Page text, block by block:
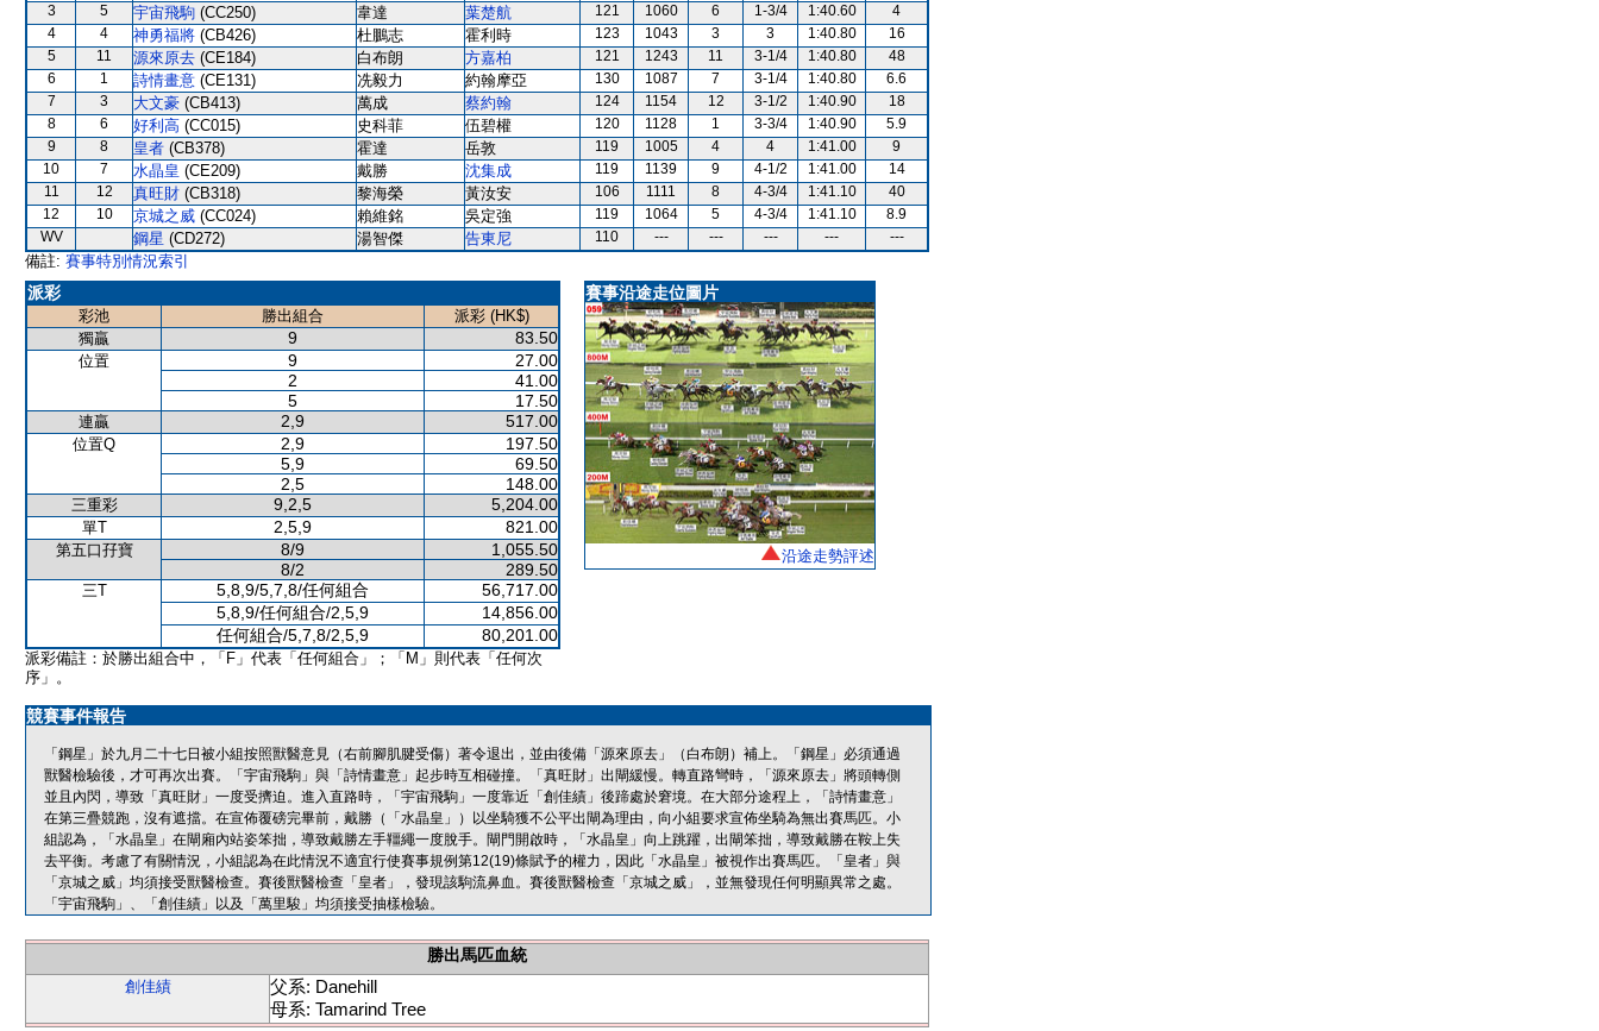
3
5 宇宙飛駒 (CC250) 韋達 葉楚航 121 1060 6 1-3/4 1:40.60
4
4
4 神勇福將 (CB426) 杜鵬志 霍利時 123 1043 3 3 1:40.80
16
5
11 源來原去 (CE184) 白布朗 方嘉柏 121 1243 11 3-1/4 1:40.80
48
6
1 詩情畫意 (CE131) 冼毅力 約翰摩亞 130 1087 7 3-1/4 1:40.80
6.6
7
3 大文豪 (CB413) 萬成 蔡約翰 124 1154 12 3-1/2 1:40.90
18
8
6 好利高 (CC015) 史科菲 伍碧權 120 1128 1 3-3/4 1:40.90
5.9
9
8 皇者 (CB378) 霍達 岳敦 119 1005 4 4 1:41.00
9
10
7 水晶皇 (CE209) 戴勝 沈集成 119 1139 9 4-1/2 1:41.00
14
11
12 真旺財 (CB318) 黎海榮 黃汝安 106 1111 8 4-3/4 1:41.10
40
12
10 京城之威 (CC024) 賴維銘 吳定強 119 1064 5 4-3/4 1:41.10
8.9
WV
鋼星 (CD272) 湯智傑 告東尼 110 --- --- --- --- ---
備註: 賽事特別情況索引
派彩
彩池 勝出組合
派彩 (HK$)
獨贏
9 83.50
位置 9
27.00
2
41.00
5
17.50
連贏 2,9 517.00
位置Q 2,9
197.50
5,9
69.50
2,5
148.00
三重彩 9,2,5 5,204.00
單T 2,5,9 821.00
第五口孖寶 8/9
1,055.50
8/2
289.50
三T 5,8,9/5,7,8/任何組合
56,717.00
5,8,9/任何組合/2,5,9
14,856.00
任何組合/5,7,8/2,5,9
80,201.00
派彩備註：於勝出組合中，「F」代表「任何組合」；「M」則代表「任何次
序」。
賽事沿途走位圖片
沿途走勢評述
競賽事件報告
「鋼星」於九月二十七日被小組按照獸醫意見（右前腳肌腱受傷）著令退出，並由後備「源來原去」（白布朗）補上。「鋼星」必須通過
獸醫檢驗後，才可再次出賽。「宇宙飛駒」與「詩情畫意」起步時互相碰撞。「真旺財」出閘緩慢。轉直路彎時，「源來原去」將頭轉側
並且內閃，導致「真旺財」一度受擠迫。進入直路時，「宇宙飛駒」一度靠近「創佳績」後蹄處於窘境。在大部分途程上，「詩情畫意」
在第三疊競跑，沒有遮擋。在宣佈覆磅完畢前，戴勝（「水晶皇」）以坐騎獲不公平出閘為理由，向小組要求宣佈坐騎為無出賽馬匹。小
組認為，「水晶皇」在閘廂內站姿笨拙，導致戴勝左手韁繩一度脫手。閘門開啟時，「水晶皇」向上跳躍，出閘笨拙，導致戴勝在鞍上失
去平衡。考慮了有關情況，小組認為在此情況不適宜行使賽事規例第12(19)條賦予的權力，因此「水晶皇」被視作出賽馬匹。「皇者」與
「京城之威」均須接受獸醫檢查。賽後獸醫檢查「皇者」，發現該駒流鼻血。賽後獸醫檢查「京城之威」，並無發現任何明顯異常之處。
「宇宙飛駒」、「創佳績」以及「萬里駿」均須接受抽樣檢驗。
勝出馬匹血統
創佳績
父系: Danehill
母系: Tamarind Tree